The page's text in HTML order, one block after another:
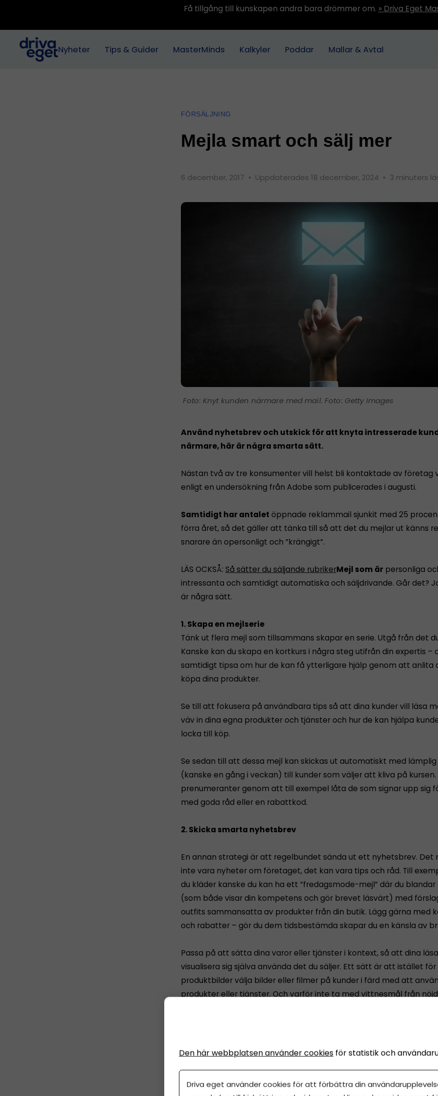
Få tillgång till kunskapen andra bara drömmer om. » Driva Eget
Nyheter Tips & Guider MasterMinds Kalkyler Poddar Mallar & Avtal
FÖRSÄLJNING
Mejla smart och sälj mer
6 december, 2017 • Uppdaterades 18 december, 2024 • 3 minuters
Knyt kunden närmare med mail. Foto: Getty Images
Använd nyhetsbrev och utskick för att knyta intresserade
närmare, här är några smarta sätt.
Nästan två av tre konsumenter vill helst bli kontaktade av företag
enligt en undersökning från Adobe som publicerades i augusti.
Samtidigt har antalet öppnade reklammail sjunkit med 25
förra året, så det gäller att tänka till så att det du mejlar ut känns
snarare än opersonligt och ”krängigt”.
LÄS OCKSÅ: Så sätter du säljande rubrikerMejl som är personliga
intressanta och samtidigt automatiska och säljdrivande. Går det?
är några sätt.
1. Skapa en mejlserie
Tänk ut flera mejl som tillsammans skapar en serie. Utgå från det
Kanske kan du skapa en kortkurs i några steg utifrån din expertis –
samtidigt tipsa om hur de kan få ytterligare hjälp genom att anlita
köpa dina produkter.
Se till att fokusera på användbara tips så att dina kunder vill läsa
väv in dina egna produkter och tjänster och hur de kan hjälpa
locka till köp.
Se sedan till att dessa mejl kan skickas ut automatiskt med
(kanske en gång i veckan) till kunder som väljer att kliva på kursen.
prenumeranter genom att till exempel låta de som signar upp sig
med goda råd eller en rabattkod.
2. Skicka smarta nyhetsbrev
En annan strategi är att regelbundet sända ut ett nyhetsbrev. Det
inte vara nyheter om företaget, det kan vara tips och råd. Till
du kläder kanske du kan ha ett ”fredagsmode-mejl” där du
(som både visar din kompetens och gör brevet läsvärt) med
outfits sammansatta av produkter från din butik. Lägg gärna med
och rabatter – gör du dem tidsbestämda skapar du en känsla av
Passa på att sätta dina varor eller tjänster i kontext, så att dina
visualisera sig själva använda det du säljer. Ett sätt är att istället
produktbilder välja bilder eller filmer på kunder i färd med att
produkter eller tjänster. Och varför inte ta med vittnesmål från
Har du en webbshop så se till att följa upp alla kunder som lagt
tillbaka"-erbjudande för att få dem att återvända till din
Den här webbplatsen använder cookies för statistik och
Driva eget använder cookies för att förbättra din